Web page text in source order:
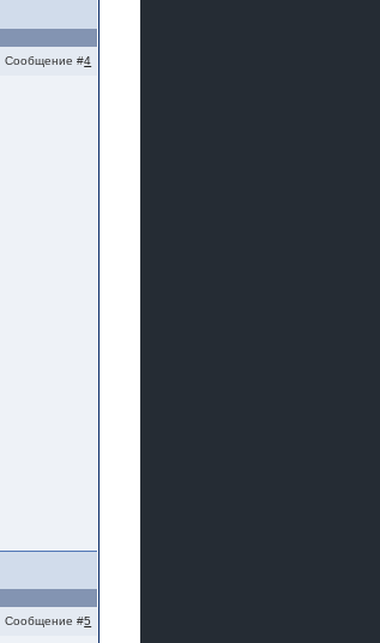
Сообщение #4
Сообщение #5